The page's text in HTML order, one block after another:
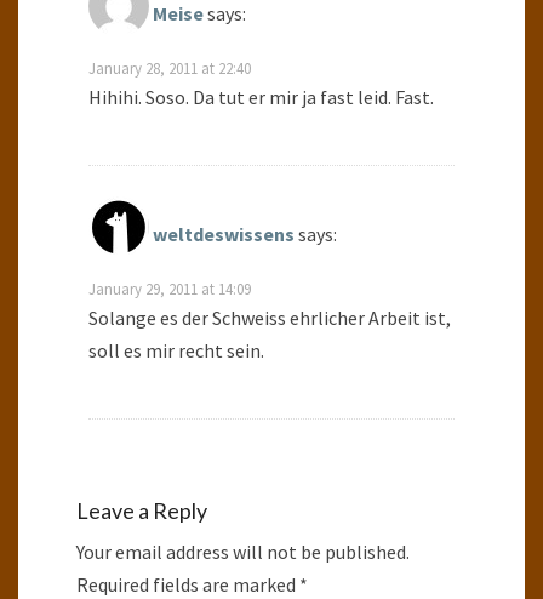
Meisesays:
January 28, 2011 at 22:40
Hihihi. Soso. Da tut er mir ja fast leid. Fast.
weltdeswissens says:
January 29, 2011 at 14:09
Solange es der Schweiss ehrlicher Arbeit ist,
soll es mir recht sein.
Leave a Reply
Your email address will not be published.
Required fields are marked *